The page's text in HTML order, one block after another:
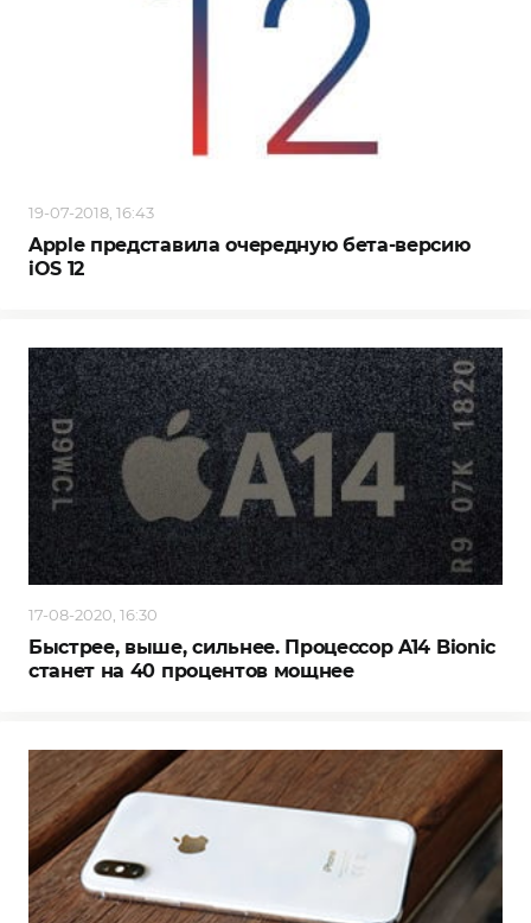
19-07-2018, 16:43
Apple представила очередную бета-версию
iOS 12
17-08-2020, 16:30
Быстрее, выше, сильнее. Процессор A14 Bionic
станет на 40 процентов мощнее